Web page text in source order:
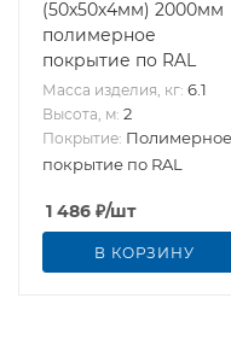
(50х50х4мм) 2000мм
полимерное
покрытие по RAL
Масса изделия, кг: 6.1
Высота, м: 2
Покрытие: Полимерное
покрытие по RAL
1 486 ₽/шт
В КОРЗИНУ